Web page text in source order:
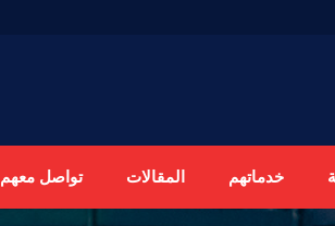
خدماتهم المقالات تواصل معهم